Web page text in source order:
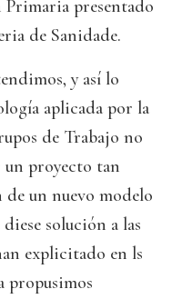
presentado
de Sanidade.
y así lo
aplicada por la
de Trabajo no
un proyecto tan
un nuevo modelo
solución a las
explicitado en ls
propusimos